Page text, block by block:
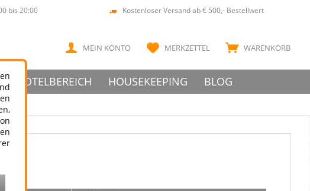
bis 20:00 Kostenloser Versand ab € 500,- Bestellwert
WARENKORB
MERKZETTEL
MEIN KONTO
HOTELBEREICH HOUSEKEEPING BLOG